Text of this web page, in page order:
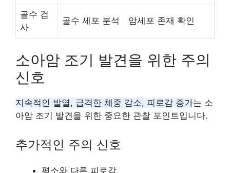
골수 검
사
골수 세포 분석 암세포 존재 확인
소아암 조기 발견을 위한 주의
신호
지속적인 발열, 급격한 체중 감소, 피로감 증가는 소
아암 조기 발견을 위한 중요한 관찰 포인트입니다.
추가적인 주의 신호
평소와 다른 피로감